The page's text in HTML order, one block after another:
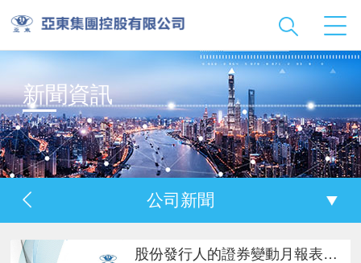
新聞資訊
公司新聞
股份發行人的證券變動月報表截至二零二五年七月三十一日止